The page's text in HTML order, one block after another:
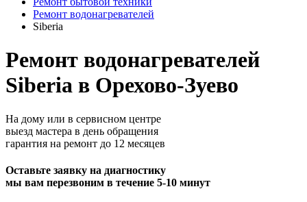
Ремонт водонагревателей
Siberia
Ремонт водонагревателей
Siberia в Орехово-Зуево
На дому или в сервисном центре
выезд мастера в день обращения
гарантия на ремонт до 12 месяцев
Оставьте заявку на диагностику
мы вам перезвоним в течение 5-10 минут